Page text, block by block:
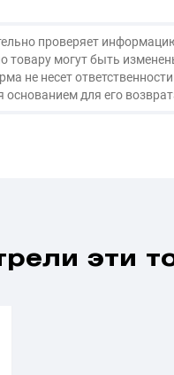
проверяет информацию
товару могут быть
не несет
для его
эти